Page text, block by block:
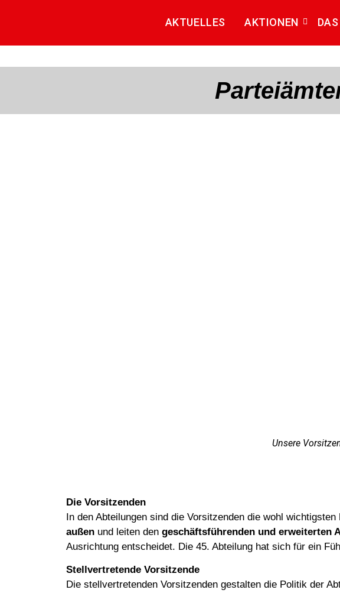
AKTUELLES AKTIONEN
Unsere
Die Vorsitzenden
In den Abteilungen sind die Vorsitzenden die wohl wichtigsten
außen und leiten den geschäftsführenden und erweiterten
Ausrichtung entscheidet. Die 45. Abteilung hat sich für ein
Stellvertretende Vorsitzende
Die stellvertretenden Vorsitzenden gestalten die Politik der